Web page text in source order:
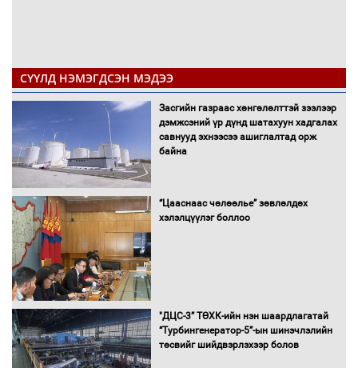
СҮҮЛД НЭМЭГДСЭН МЭДЭЭ
Засгийн газраас хөнгөлөлттэй зээлээр
дэмжсэний үр дүнд шатахуун хадгалах
савнууд эхнээсээ ашиглалтад орж
байна
“Цааснаас чөлөөлье” зөвлөлдөх
хэлэлцүүлэг боллоо
"ДЦС-3” ТӨХК-ийн нэн шаардлагатай
“Турбингенератор-5”-ын шинэчлэлийн
төсвийг шийдвэрлэхээр болов